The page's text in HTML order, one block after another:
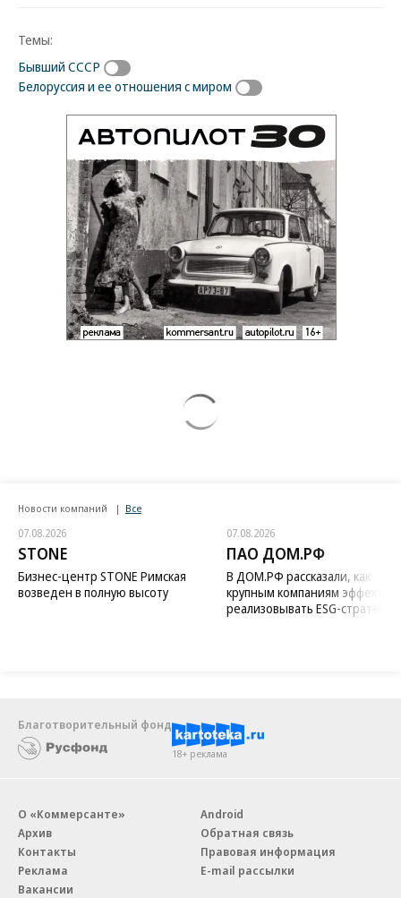
Темы:
Бывший СССР
Белоруссия и ее отношения с миром
Новости компаний Все
07.08.2026
STONE
Бизнес-центр STONE Римская
возведен в полную высоту
07.08.2026
ПАО ДОМ.РФ
В ДОМ.РФ рассказали, как
крупным компаниям
реализовывать ESG-стратегию
Благотворительный фонд
18+ реклама
О «Коммерсанте»
Архив
Контакты
Реклама
Вакансии
Android
Обратная связь
Правовая информация
E-mail рассылки